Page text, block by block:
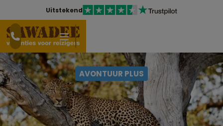
Uitstekend
AVONTUUR PLUS